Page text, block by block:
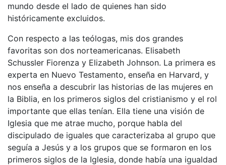
mundo desde el lado de quienes han sido
históricamente excluidos.
Con respecto a las teólogas, mis dos grandes
favoritas son dos norteamericanas. Elisabeth
Schussler Fiorenza y Elizabeth Johnson. La primera es
experta en Nuevo Testamento, enseña en Harvard, y
nos enseña a descubrir las historias de las mujeres en
la Biblia, en los primeros siglos del cristianismo y el rol
importante que ellas tenían. Ella tiene una visión de
Iglesia que me atrae mucho, porque habla del
discipulado de iguales que caracterizaba al grupo que
seguía a Jesús y a los grupos que se formaron en los
primeros siglos de la Iglesia, donde había una igualdad